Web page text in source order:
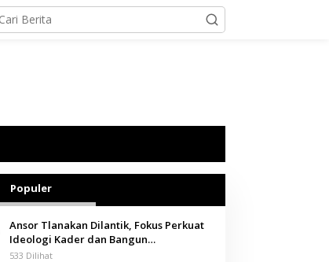
Populer
Ansor Tlanakan Dilantik, Fokus Perkuat
Ideologi Kader dan Bangun
Kemandirian Ekonomi
533 Dilihat